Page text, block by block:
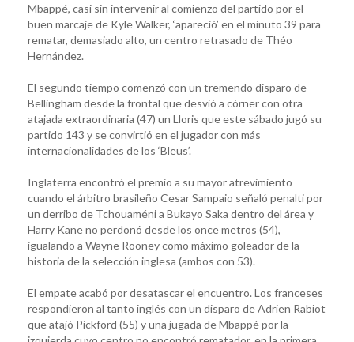
Mbappé, casi sin intervenir al comienzo del partido por el
buen marcaje de Kyle Walker, ‘apareció’ en el minuto 39 para
rematar, demasiado alto, un centro retrasado de Théo
Hernández.
El segundo tiempo comenzó con un tremendo disparo de
Bellingham desde la frontal que desvió a córner con otra
atajada extraordinaria (47) un Lloris que este sábado jugó su
partido 143 y se convirtió en el jugador con más
internacionalidades de los ‘Bleus’.
Inglaterra encontró el premio a su mayor atrevimiento
cuando el árbitro brasileño Cesar Sampaio señaló penalti por
un derribo de Tchouaméni a Bukayo Saka dentro del área y
Harry Kane no perdonó desde los once metros (54),
igualando a Wayne Rooney como máximo goleador de la
historia de la selección inglesa (ambos con 53).
El empate acabó por desatascar el encuentro. Los franceses
respondieron al tanto inglés con un disparo de Adrien Rabiot
que atajó Pickford (55) y una jugada de Mbappé por la